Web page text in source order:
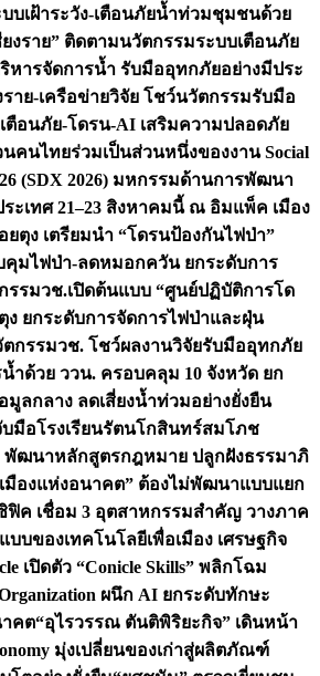
บบเฝ้าระวัง-เตือนภัยน้ำท่วมชุมชนด้วย
งราย” ติดตามนวัตกรรมระบบเตือนภัย
หารจัดการน้ำ รับมืออุทกภัยอย่างมีประ
ราย-เครือข่ายวิจัย โชว์นวัตกรรมรับมือ
ตือนภัย-โดรน-AI เสริมความปลอดภัย
คนไทยร่วมเป็นส่วนหนึ่งของงาน Social
(SDX 2026) มหกรรมด้านการพัฒนา
เทศ 21–23 สิงหาคมนี้ ณ อิมแพ็ค เมือง
ตุง เตรียมนำ “โดรนป้องกันไฟป่า”
คุมไฟป่า-ลดหมอกควัน ยกระดับการ
รรมวช.เปิดต้นแบบ “ศูนย์ปฏิบัติการโด
ง ยกระดับการจัดการไฟป่าและฝุ่น
ตกรรมวช. โชว์ผลงานวิจัยรับมืออุทกภัย
ำด้วย ววน. ครอบคลุม 10 จังหวัด ยก
ลกลาง ลดเสี่ยงน้ำท่วมอย่างยั่งยืน
มือโรงเรียนรัตนโกสินทร์สมโภช
พัฒนาหลักสูตรกฎหมาย ปลูกฝังธรรมาภิ
เมืองแห่งอนาคต” ต้องไม่พัฒนาแบบแยก
ฟิค เชื่อม 3 อุตสาหกรรมสำคัญ วางภาค
บของเทคโนโลยีเพื่อเมือง เศรษฐกิจ
เปิดตัว “Conicle Skills” พลิกโฉม
ผนึก AI ยกระดับทักษะ
าคต“อุไรวรรณ ตันติพิริยะกิจ” เดินหน้า
มุ่งเปลี่ยนของเก่าสู่ผลิตภัณฑ์